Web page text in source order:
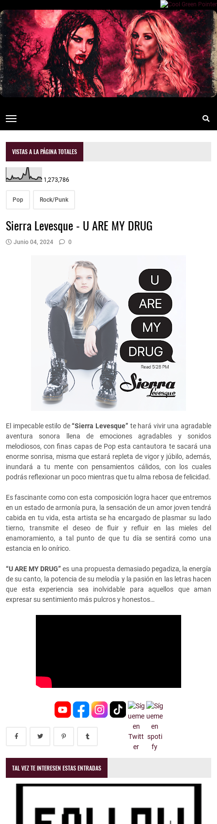
VISTAS A LA PÁGINA TOTALES
1,273,786
Pop Rock/Punk
Sierra Levesque - U ARE MY DRUG
Junio 04, 2024 0
El impecable estilo de“Sierra Levesque” te hará vivir una agradable
aventura sonora llena de emociones agradables y sonidos
melodiosos, con finas capas de Pop esta cantautora te sacará una
enorme sonrisa, misma que estará repleta de vigor y júbilo, además,
inundará a tu mente con pensamientos cálidos, con los cuales
podrás reflexionar un poco mientras que tu alma rebosa de felicidad.
Es fascinante como con esta composición logra hacer que entremos
en un estado de armonía pura, la sensación de un amor joven tendrá
cabida en tu vida, esta artista se ha encargado de plasmar su lado
tierno, transmite el deseo de fluir y refluir en las mieles del
enamoramiento, a tal punto de que tu día se sentirá como una
estancia en lo onírico.
“U ARE MY DRUG”es una propuesta demasiado pegadiza, la energía
de su canto, la potencia de su melodía y la pasión en las letras hacen
que esta experiencia sea inolvidable para aquellos que aman
expresar su sentimiento más pulcros y honestos…
TAL VEZ TE INTERESEN ESTAS ENTRADAS